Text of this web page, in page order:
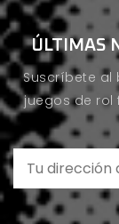
ÚLTIMAS
Suscríbete al
juegos de rol